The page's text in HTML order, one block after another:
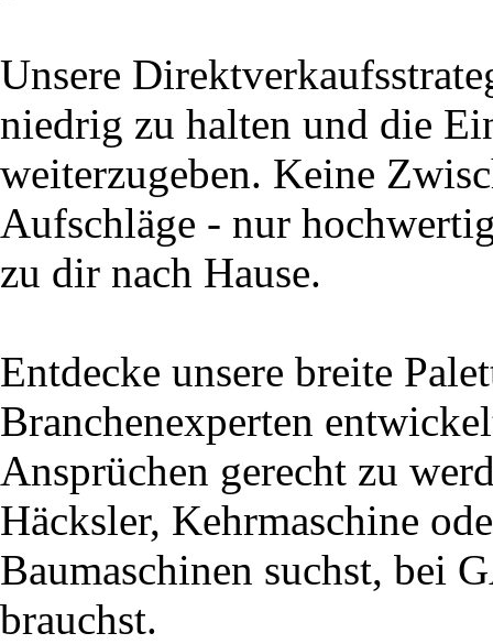
Unsere
niedrig zu halten und die
weiterzugeben. Keine
Aufschläge - nur
zu dir nach Hause.
Entdecke unsere breite
Branchenexperten
Ansprüchen gerecht zu
Häcksler, Kehrmaschine
Baumaschinen suchst, bei
brauchst.